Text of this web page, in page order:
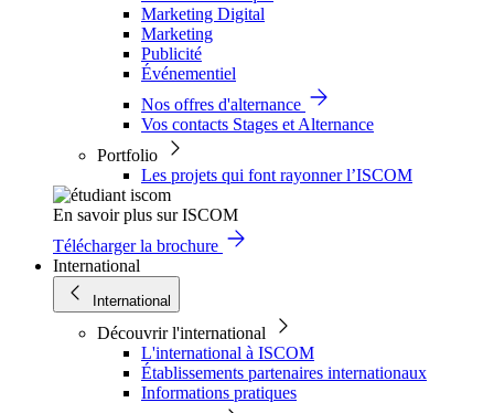
Marketing Digital
Marketing
Publicité
Événementiel
Nos offres d'alternance
Vos contacts Stages et Alternance
Portfolio
Les projets qui font rayonner l’ISCOM
En savoir plus sur ISCOM
Télécharger la brochure
International
International
Découvrir l'international
L'international à ISCOM
Établissements partenaires internationaux
Informations pratiques